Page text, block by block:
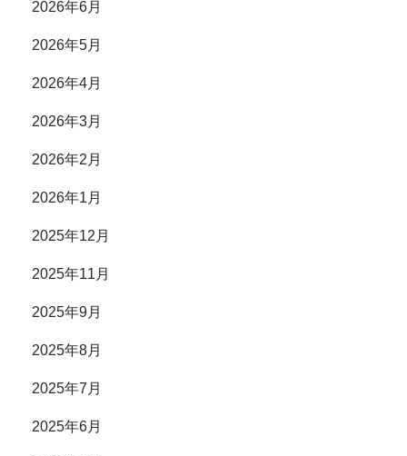
2026年6月
2026年5月
2026年4月
2026年3月
2026年2月
2026年1月
2025年12月
2025年11月
2025年9月
2025年8月
2025年7月
2025年6月